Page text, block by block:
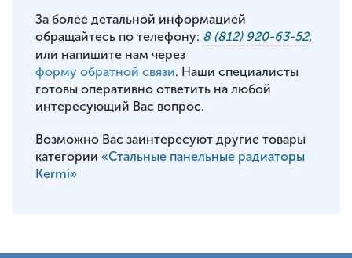
За более детальной информацией
обращайтесь по телефону: 8 (812) 920-63-52,
или напишите нам через
форму обратной связи. Наши специалисты
готовы оперативно ответить на любой
интересующий Вас вопрос.
Возможно Вас заинтересуют другие товары
категории «Стальные панельные радиаторы
Kermi»